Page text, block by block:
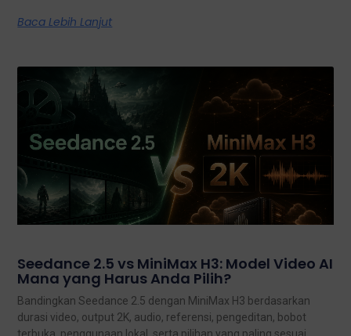
Baca Lebih Lanjut
Seedance 2.5 vs MiniMax H3: Model Video AI
Mana yang Harus Anda Pilih?
Bandingkan Seedance 2.5 dengan MiniMax H3 berdasarkan
durasi video, output 2K, audio, referensi, pengeditan, bobot